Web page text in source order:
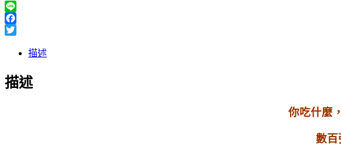
Line
Facebook
描述
描述
你吃什麼
數百